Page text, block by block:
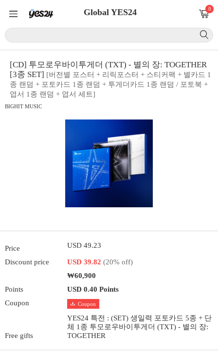
Global YES24 0
[CD] 투모로우바이투게더 (TXT) - 별의 장: TOGETHER
[3종 SET] [버전별 포스터 + 리릭포스터 + 스티커팩 + 별카드 1
종 랜덤 + 포토카드 1종 랜덤 + 투게더카드 1종 랜덤 / 포토북 +
엽서 1종 랜덤 + 엽서 세트]
BIGHIT MUSIC
Price USD 49.23
Discount price USD 39.82 (20% off)
₩60,900
Points
USD 0.40 Points
Coupon
Coupon
Free gifts
YES24 특전 : (SET) 생일력 포토카드 5종 + 단
체 1종 투모로우바이투게더 (TXT) - 별의 장:
TOGETHER